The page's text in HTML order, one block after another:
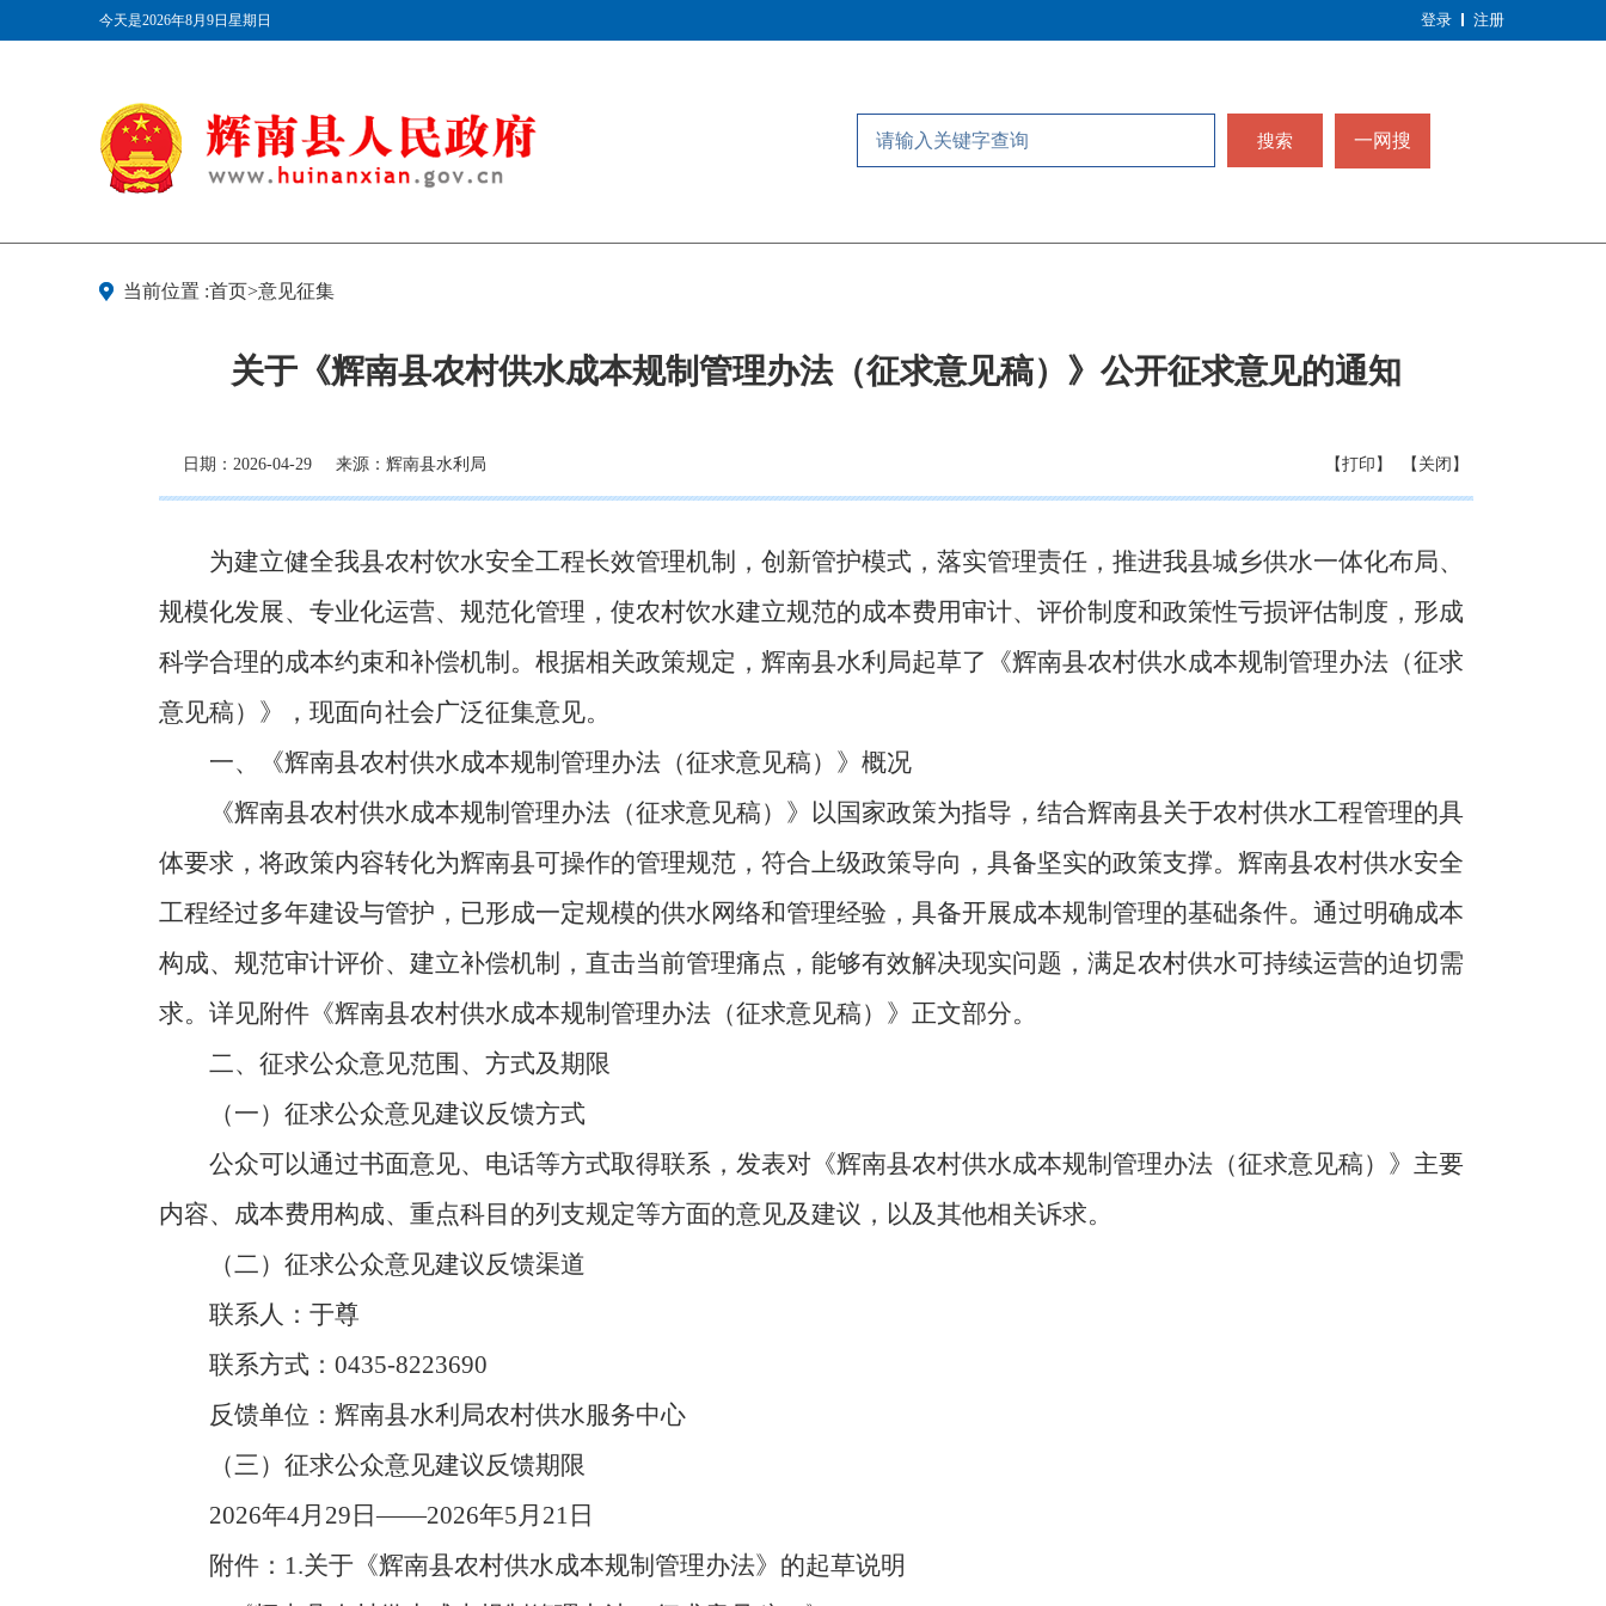
今天是2026年8月9日星期日 登录 注册
搜索 一网搜
当前位置 :首页>意见征集
关于《辉南县农村供水成本规制管理办法（征求意见稿）》公开征求意见的通知
日期：2026-04-29 来源：辉南县水利局 【打印】 【关闭】
为建立健全我县农村饮水安全工程长效管理机制，创新管护模式，落实管理责任，推进我县城乡供水一体化布局、
规模化发展、专业化运营、规范化管理，使农村饮水建立规范的成本费用审计、评价制度和政策性亏损评估制度，形成
科学合理的成本约束和补偿机制。根据相关政策规定，辉南县水利局起草了《辉南县农村供水成本规制管理办法（征求
意见稿）》，现面向社会广泛征集意见。
一、《辉南县农村供水成本规制管理办法（征求意见稿）》概况
《辉南县农村供水成本规制管理办法（征求意见稿）》以国家政策为指导，结合辉南县关于农村供水工程管理的具
体要求，将政策内容转化为辉南县可操作的管理规范，符合上级政策导向，具备坚实的政策支撑。辉南县农村供水安全
工程经过多年建设与管护，已形成一定规模的供水网络和管理经验，具备开展成本规制管理的基础条件。通过明确成本
构成、规范审计评价、建立补偿机制，直击当前管理痛点，能够有效解决现实问题，满足农村供水可持续运营的迫切需
求。详见附件《辉南县农村供水成本规制管理办法（征求意见稿）》正文部分。
二、征求公众意见范围、方式及期限
（一）征求公众意见建议反馈方式
公众可以通过书面意见、电话等方式取得联系，发表对《辉南县农村供水成本规制管理办法（征求意见稿）》主要
内容、成本费用构成、重点科目的列支规定等方面的意见及建议，以及其他相关诉求。
（二）征求公众意见建议反馈渠道
联系人：于尊
联系方式：0435-8223690
反馈单位：辉南县水利局农村供水服务中心
（三）征求公众意见建议反馈期限
2026年4月29日——2026年5月21日
附件： 1.关于《辉南县农村供水成本规制管理办法》的起草说明